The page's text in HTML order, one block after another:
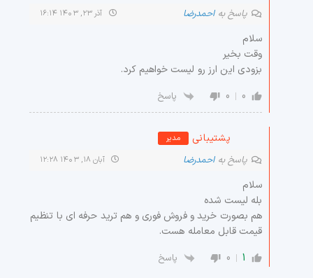
پاسخ بهاحمدرضا آذر ۲۳, ۱۴۰۳ ۱۶:۱۴
سلام
وقت بخیر
بزودی این ارز رو لیست خواهیم کرد.
0
0 پاسخ
پشتیبانی مدیر
پاسخ بهاحمدرضا آبان ۱۸, ۱۴۰۳ ۱۲:۲۸
سلام
بله لیست شده
هم بصورت خرید و فروش فوری و هم ترید حرفه ای با تنظیم
قیمت قابل معامله هست.
1
0 پاسخ